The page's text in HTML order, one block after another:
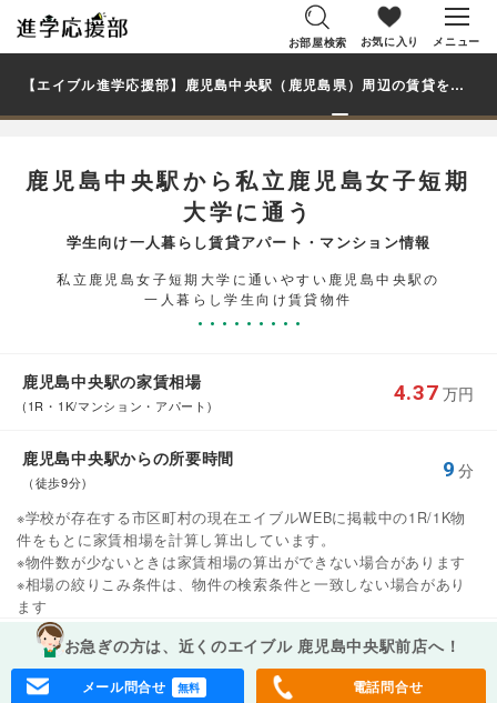
お部屋検索 お気に入り メニュー
【エイブル進学応援部】鹿児島中央駅（鹿児島県）周辺の賃貸を探す｜私立鹿児島女子短期大学学生・大学生の一人暮らし向け賃貸マンション・アパート
鹿児島中央駅から私立鹿児島女子短期
大学に通う
学生向け一人暮らし賃貸アパート・マンション情報
私立鹿児島女子短期大学に通いやすい鹿児島中央駅の
一人暮らし学生向け賃貸物件
鹿児島中央駅の家賃相場
(1R・1K/マンション・アパート)
4.37 万円
鹿児島中央駅からの所要時間
（徒歩9分)
9 分
※学校が存在する市区町村の現在エイブルWEBに掲載中の1R/1K物
件をもとに家賃相場を計算し算出しています。
※物件数が少ないときは家賃相場の算出ができない場合があります
※相場の絞りこみ条件は、物件の検索条件と一致しない場合があり
ます
お急ぎの方は、近くのエイブル 鹿児島中央駅前店へ！
メール問合せ 無料 電話問合せ